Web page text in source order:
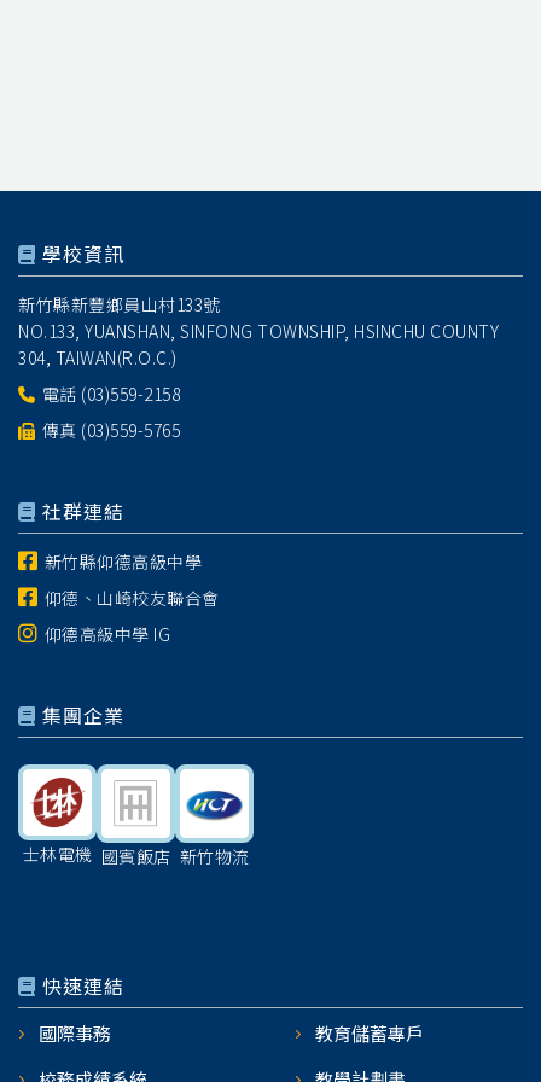
學校資訊
新竹縣新豐鄉員山村133號
NO.133, YUANSHAN, SINFONG TOWNSHIP, HSINCHU COUNTY
304, TAIWAN(R.O.C.)
電話 (03)559-2158
傳真 (03)559-5765
社群連結
新竹縣仰德高級中學
仰德、山崎校友聯合會
仰德高級中學 IG
集團企業
士林電機 國賓飯店 新竹物流
快速連結
國際事務
教育儲蓄專戶